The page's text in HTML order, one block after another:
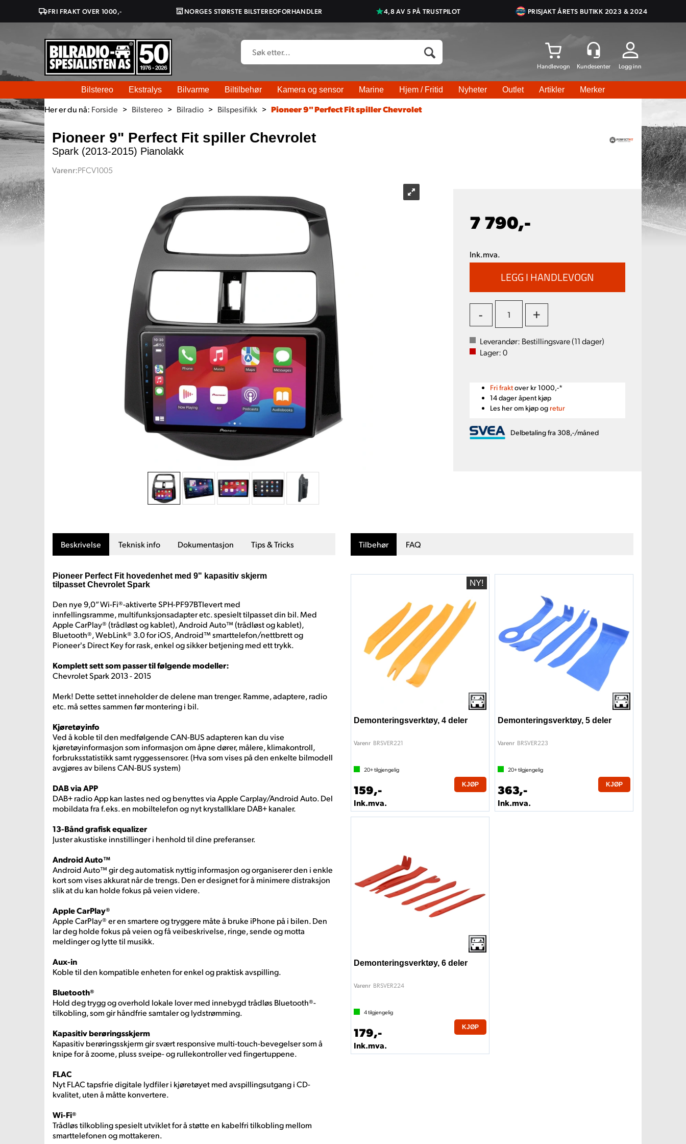
FRI FRAKT OVER 1000,- NORGES STØRSTE BILSTEREOFORHANDLER 4,8 AV 5 PÅ TRUSTPILOT PRISJAKT ÅRETS BUTIKK 2023 & 2024
Logg inn
Bilstereo Ekstralys Bilvarme Biltilbehør Kamera og sensor Marine Hjem / Fritid Nyheter Outlet Artikler Merker
Her er du nå: Forside > Bilstereo > Bilradio > Bilspesifikk > Pioneer 9" Perfect Fit spiller Chevrolet
Pioneer 9" Perfect Fit spiller Chevrolet
Spark (2013-2015) Pianolakk
Varenr:PFCV1005
7 790,-
Ink.mva.
- +
Leverandør: Bestillingsvare (11dager)
Lager:0
Fri fraktover kr 1000,-*
14 dager åpent kjøp
Les her om kjøp og retur
Delbetaling fra 308,-/måned
Beskrivelse Teknisk info Dokumentasjon Tips & Tricks
Pioneer Perfect Fit hovedenhet med 9" kapasitiv skjerm
tilpasset Chevrolet Spark
Den nye 9,0” Wi-Fi®-aktiverte SPH-PF97BTlevert med
innfellingsramme, multifunksjonsadapter etc. spesielt tilpasset din bil. Med
Apple CarPlay® (trådløst og kablet), Android Auto™ (trådløst og kablet),
Bluetooth®, WebLink® 3.0 for iOS, Android™ smarttelefon/nettbrett og
Pioneer's Direct Key for rask, enkel og sikker betjening med ett trykk.
Komplett sett som passer til følgende modeller:
Chevrolet Spark 2013 - 2015
Merk! Dette settet inneholder de delene man trenger. Ramme, adaptere, radio
etc. må settes sammen før montering i bil.
Kjøretøyinfo
Ved å koble til den medfølgende CAN-BUS adapteren kan du vise
kjøretøyinformasjon som informasjon om åpne dører, målere, klimakontroll,
forbruksstatistikk samt ryggessensorer. (Hva som vises på den enkelte bilmodell
avgjøres av bilens CAN-BUS system)
DAB via APP
DAB+ radio App kan lastes ned og benyttes via Apple Carplay/Android Auto. Del
mobildata fra f.eks. en mobiltelefon og nyt krystallklare DAB+ kanaler.
13-Bånd grafisk equalizer
Juster akustiske innstillinger i henhold til dine preferanser.
Android Auto™
Android Auto™ gir deg automatisk nyttig informasjon og organiserer den i enkle
kort som vises akkurat når de trengs. Den er designet for å minimere distraksjon
slik at du kan holde fokus på veien videre.
Apple CarPlay®
Apple CarPlay® er en smartere og tryggere måte å bruke iPhone på i bilen. Den
lar deg holde fokus på veien og få veibeskrivelse, ringe, sende og motta
meldinger og lytte til musikk.
Aux-in
Koble til den kompatible enheten for enkel og praktisk avspilling.
Bluetooth®
Hold deg trygg og overhold lokale lover med innebygd trådløs Bluetooth®-
tilkobling, som gir håndfrie samtaler og lydstrømming.
Kapasitiv berøringsskjerm
Kapasitiv berøringsskjerm gir svært responsive multi-touch-bevegelser som å
knipe for å zoome, pluss sveipe- og rullekontroller ved fingertuppene.
FLAC
Nyt FLAC tapsfrie digitale lydfiler i kjøretøyet med avspillingsutgang i CD-
kvalitet, uten å måtte konvertere.
Wi-Fi®
Trådløs tilkobling spesielt utviklet for å støtte en kabelfri tilkobling mellom
smarttelefonen og mottakeren.
Tilbehør FAQ
Demonteringsverktøy, 4 deler
Varenr BRSVER221
20+tilgjengelig
159,-
Ink.mva.
KJØP
Demonteringsverktøy, 5 deler
Varenr BRSVER223
20+tilgjengelig
363,-
Ink.mva.
KJØP
Demonteringsverktøy, 6 deler
Varenr BRSVER224
4tilgjengelig
179,-
Ink.mva.
KJØP